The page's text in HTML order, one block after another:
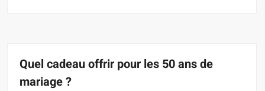
Quel cadeau offrir pour les 50 ans de
mariage ?